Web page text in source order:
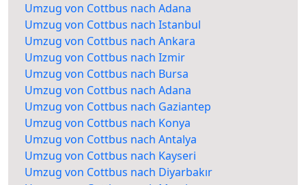
Umzug von Cottbus nach Adana
Umzug von Cottbus nach Istanbul
Umzug von Cottbus nach Ankara
Umzug von Cottbus nach Izmir
Umzug von Cottbus nach Bursa
Umzug von Cottbus nach Adana
Umzug von Cottbus nach Gaziantep
Umzug von Cottbus nach Konya
Umzug von Cottbus nach Antalya
Umzug von Cottbus nach Kayseri
Umzug von Cottbus nach Diyarbakır